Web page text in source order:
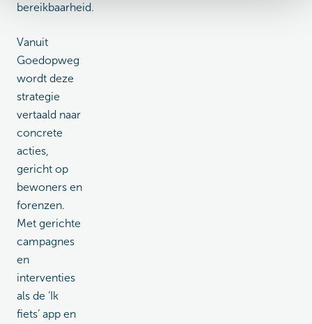
bereikbaarheid.
Vanuit
Goedopweg
wordt deze
strategie
vertaald naar
concrete
acties,
gericht op
bewoners en
forenzen.
Met gerichte
campagnes
en
interventies
als de ‘Ik
fiets’ app en